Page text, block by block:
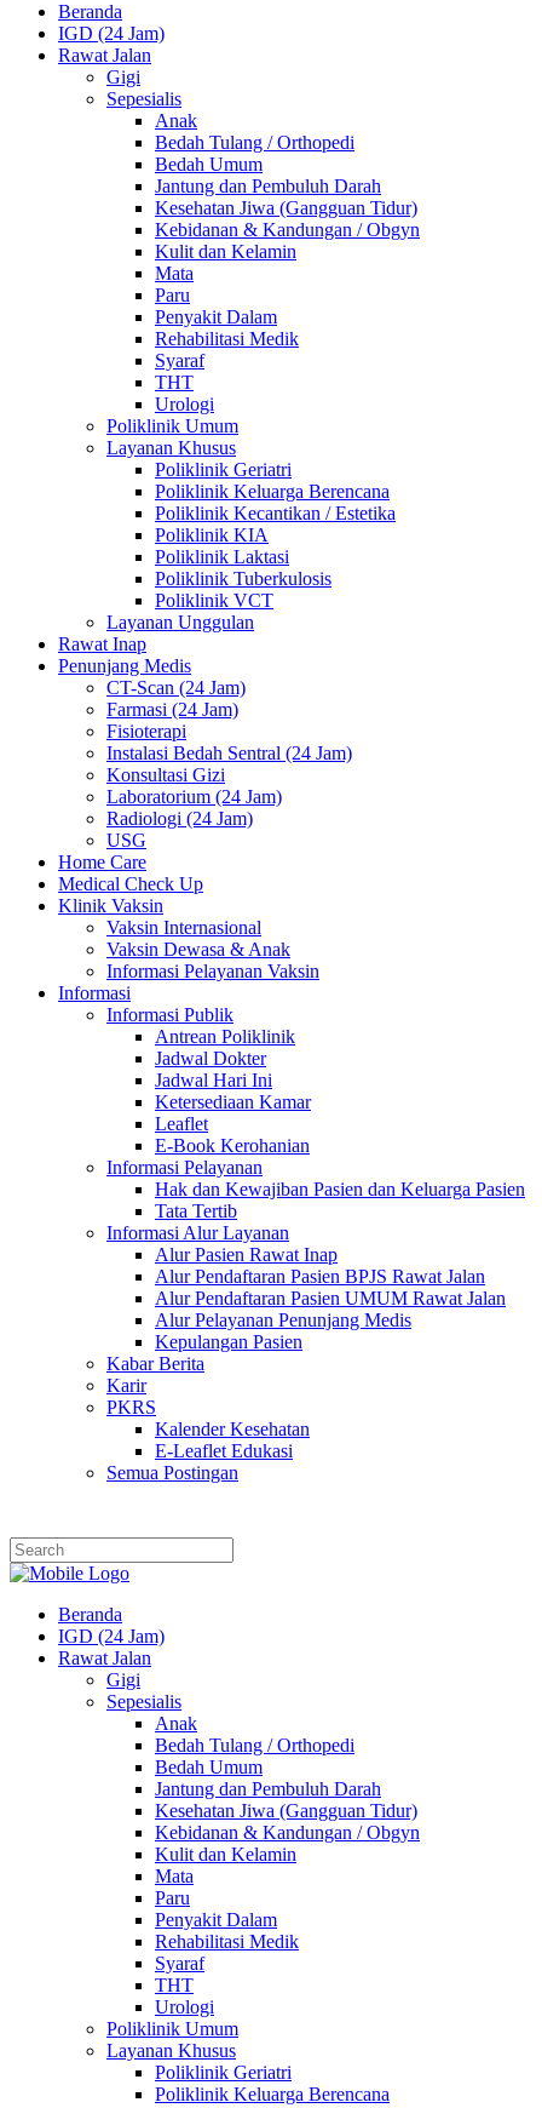
Beranda
IGD (24 Jam)
Rawat Jalan
Gigi
Sepesialis
Anak
Bedah Tulang / Orthopedi
Bedah Umum
Jantung dan Pembuluh Darah
Kesehatan Jiwa (Gangguan Tidur)
Kebidanan & Kandungan / Obgyn
Kulit dan Kelamin
Mata
Paru
Penyakit Dalam
Rehabilitasi Medik
Syaraf
THT
Urologi
Poliklinik Umum
Layanan Khusus
Poliklinik Geriatri
Poliklinik Keluarga Berencana
Poliklinik Kecantikan / Estetika
Poliklinik KIA
Poliklinik Laktasi
Poliklinik Tuberkulosis
Poliklinik VCT
Layanan Unggulan
Rawat Inap
Penunjang Medis
CT-Scan (24 Jam)
Farmasi (24 Jam)
Fisioterapi
Instalasi Bedah Sentral (24 Jam)
Konsultasi Gizi
Laboratorium (24 Jam)
Radiologi (24 Jam)
USG
Home Care
Medical Check Up
Klinik Vaksin
Vaksin Internasional
Vaksin Dewasa & Anak
Informasi Pelayanan Vaksin
Informasi
Informasi Publik
Antrean Poliklinik
Jadwal Dokter
Jadwal Hari Ini
Ketersediaan Kamar
Leaflet
E-Book Kerohanian
Informasi Pelayanan
Hak dan Kewajiban Pasien dan Keluarga Pasien
Tata Tertib
Informasi Alur Layanan
Alur Pasien Rawat Inap
Alur Pendaftaran Pasien BPJS Rawat Jalan
Alur Pendaftaran Pasien UMUM Rawat Jalan
Alur Pelayanan Penunjang Medis
Kepulangan Pasien
Kabar Berita
Karir
PKRS
Kalender Kesehatan
E-Leaflet Edukasi
Semua Postingan
Beranda
IGD (24 Jam)
Rawat Jalan
Gigi
Sepesialis
Anak
Bedah Tulang / Orthopedi
Bedah Umum
Jantung dan Pembuluh Darah
Kesehatan Jiwa (Gangguan Tidur)
Kebidanan & Kandungan / Obgyn
Kulit dan Kelamin
Mata
Paru
Penyakit Dalam
Rehabilitasi Medik
Syaraf
THT
Urologi
Poliklinik Umum
Layanan Khusus
Poliklinik Geriatri
Poliklinik Keluarga Berencana